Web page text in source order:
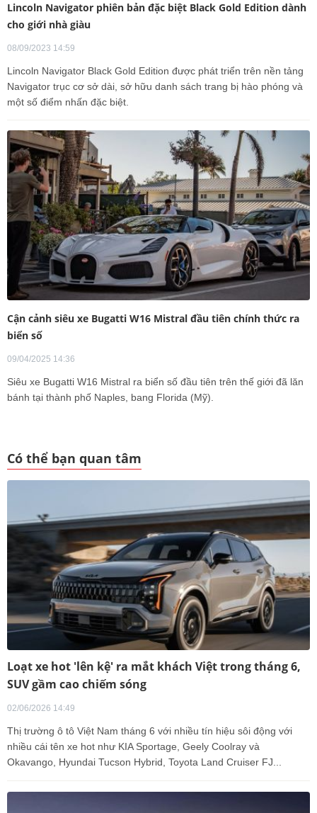
Lincoln Navigator phiên bản đặc biệt Black Gold Edition dành
cho giới nhà giàu
08/09/2023 14:59
Lincoln Navigator Black Gold Edition được phát triển trên nền tảng
Navigator trục cơ sở dài, sở hữu danh sách trang bị hào phóng và
một số điểm nhấn đặc biệt.
Cận cảnh siêu xe Bugatti W16 Mistral đầu tiên chính thức ra
biển số
09/04/2025 14:36
Siêu xe Bugatti W16 Mistral ra biển số đầu tiên trên thế giới đã lăn
bánh tại thành phố Naples, bang Florida (Mỹ).
Có thể bạn quan tâm
Loạt xe hot 'lên kệ' ra mắt khách Việt trong tháng 6,
SUV gầm cao chiếm sóng
02/06/2026 14:49
Thị trường ô tô Việt Nam tháng 6 với nhiều tín hiệu sôi động với
nhiều cái tên xe hot như KIA Sportage, Geely Coolray và
Okavango, Hyundai Tucson Hybrid, Toyota Land Cruiser FJ...